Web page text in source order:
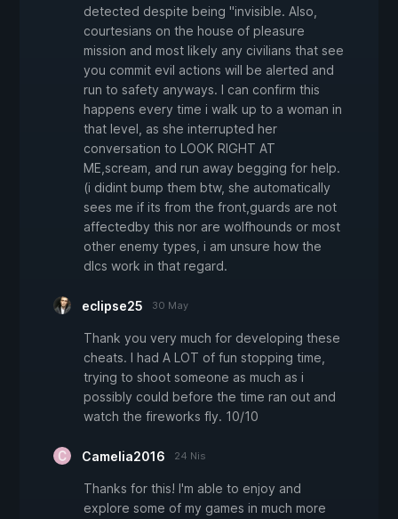
detected despite being "invisible. Also,
courtesians on the house of pleasure
mission and most likely any civilians that see
you commit evil actions will be alerted and
run to safety anyways. I can confirm this
happens every time i walk up to a woman in
that level, as she interrupted her
conversation to LOOK RIGHT AT
ME,scream, and run away begging for help.
(i didint bump them btw, she automatically
sees me if its from the front,guards are not
affectedby this nor are wolfhounds or most
other enemy types, i am unsure how the
dlcs work in that regard.
eclipse25 30 May
Thank you very much for developing these
cheats. I had A LOT of fun stopping time,
trying to shoot someone as much as i
possibly could before the time ran out and
watch the fireworks fly. 10/10
Camelia2016 24 Nis
Thanks for this! I'm able to enjoy and
explore some of my games in much more